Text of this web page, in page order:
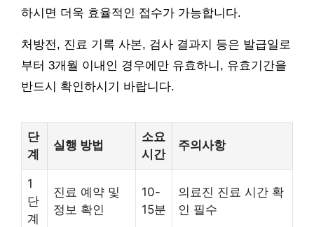
하시면 더욱 효율적인 접수가 가능합니다.
처방전, 진료 기록 사본, 검사 결과지 등은 발급일로
부터 3개월 이내인 경우에만 유효하니, 유효기간을
반드시 확인하시기 바랍니다.
단
계
실행 방법
소요
시간
주의사항
1
단
계
진료 예약 및
정보 확인
10-
15분
의료진 진료 시간 확
인 필수